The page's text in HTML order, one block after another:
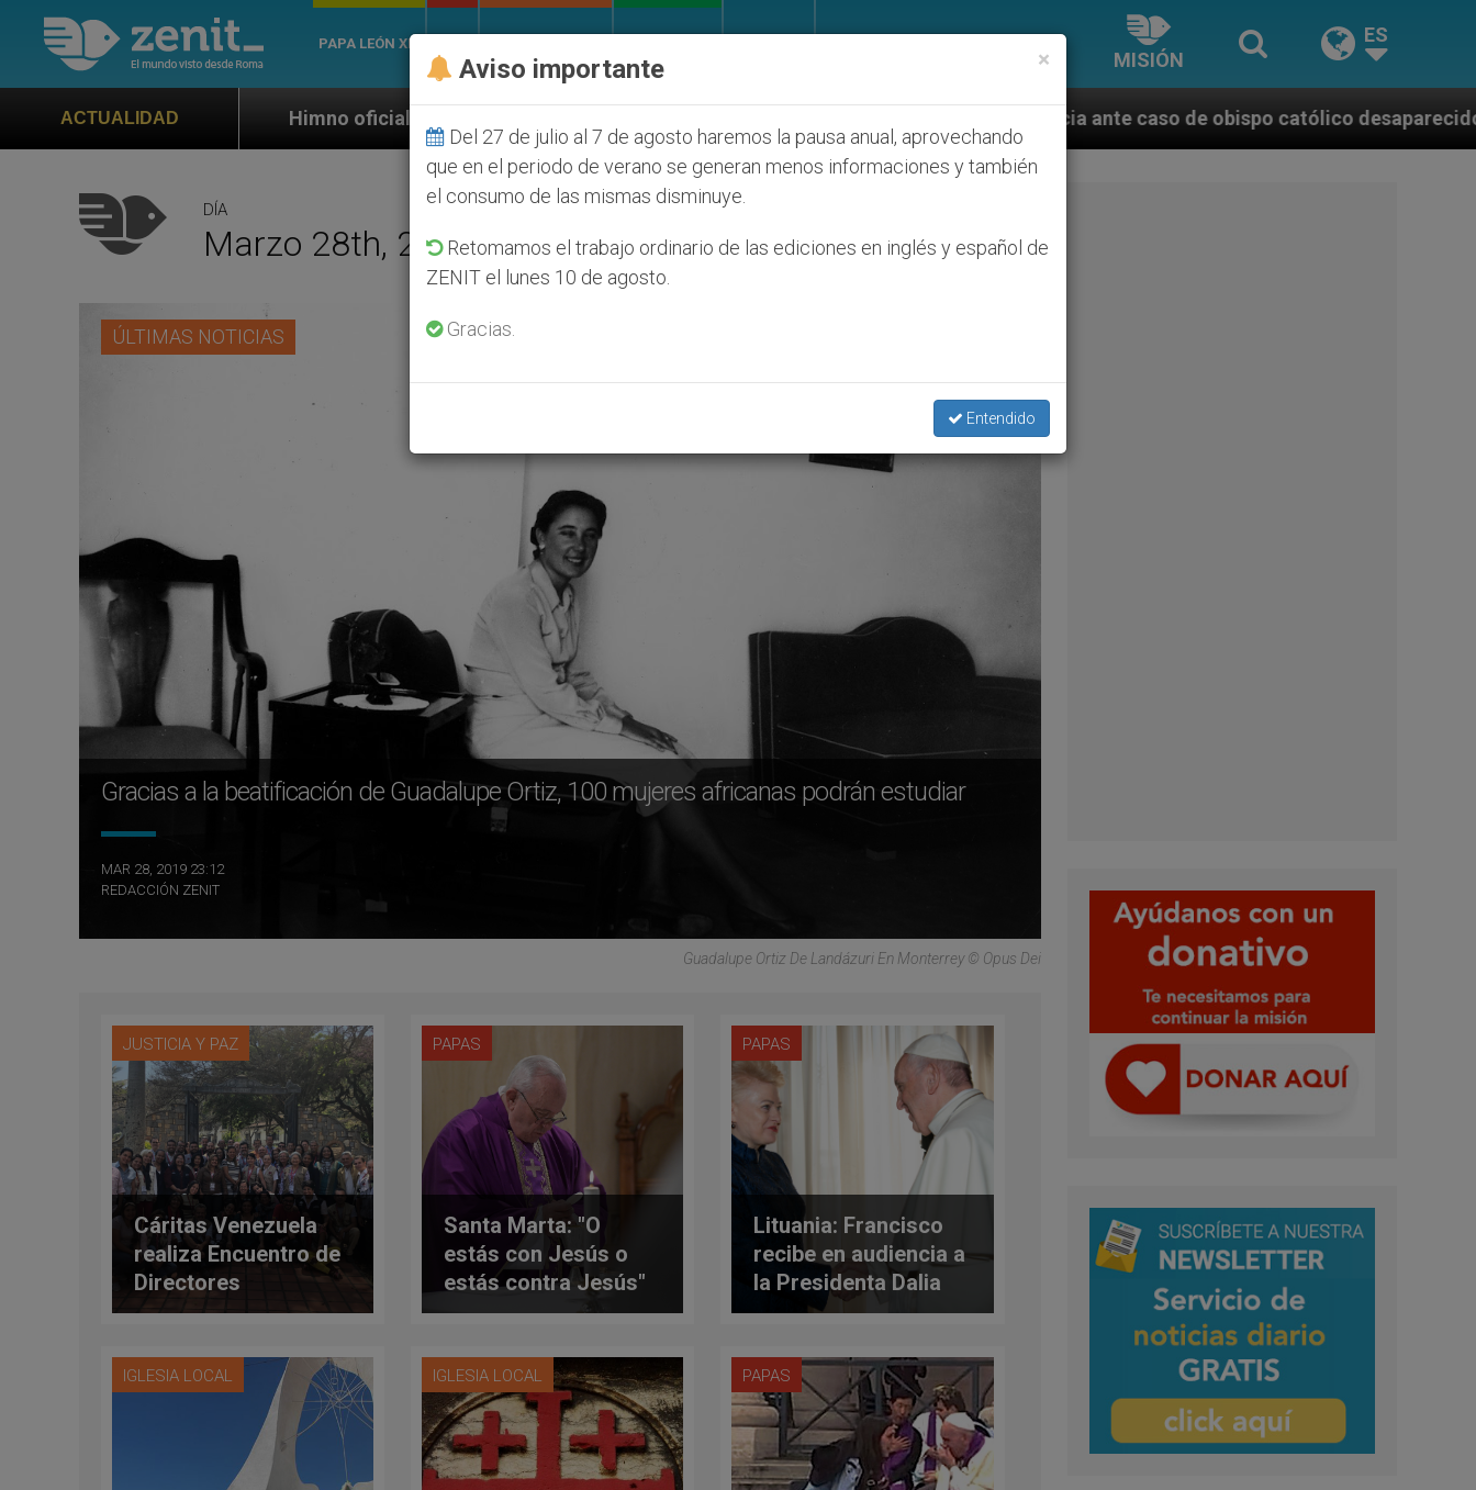
PAPA LEÓN XIV
MISIÓN
ES
ACTUALIDAD
Himno oficial de la Jornada Mundial de la Juventud Seúl 2027 ONU se pronuncia ante caso de obispo católico desaparecido por la dictadura
DÍA
Marzo 28th, 2019
ÚLTIMAS NOTICIAS
Gracias a la beatificación de Guadalupe Ortiz, 100 mujeres africanas podrán estudiar
MAR 28, 2019 23:12
REDACCIÓN ZENIT
Guadalupe Ortiz De Landázuri En Monterrey © Opus Dei
JUSTICIA Y PAZ
Cáritas Venezuela
realiza Encuentro de
Directores
Diocesanos
PAPAS
Santa Marta: "O
estás con Jesús o
estás contra Jesús"
PAPAS
Lituania: Francisco
recibe en audiencia a
la Presidenta Dalia
Grybauskaitė
IGLESIA LOCAL IGLESIA LOCAL PAPAS
×
Aviso importante
Del 27 de julio al 7 de agosto haremos la pausa anual, aprovechando
que en el periodo de verano se generan menos informaciones y también
el consumo de las mismas disminuye.
Retomamos el trabajo ordinario de las ediciones en inglés y español de
ZENIT el lunes 10 de agosto.
Gracias.
Entendido